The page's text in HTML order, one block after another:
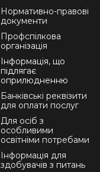
Нормативно-правові
документи
Профспілкова
організація
Інформація, що
підлягає
оприлюдненню
Банківські реквізити
для оплати послуг
Для осіб з
особливими
освітніми потребами
Інформація для
здобувачів з питань